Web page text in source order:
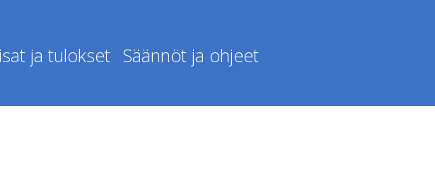
ja tulokset Säännöt ja ohjeet